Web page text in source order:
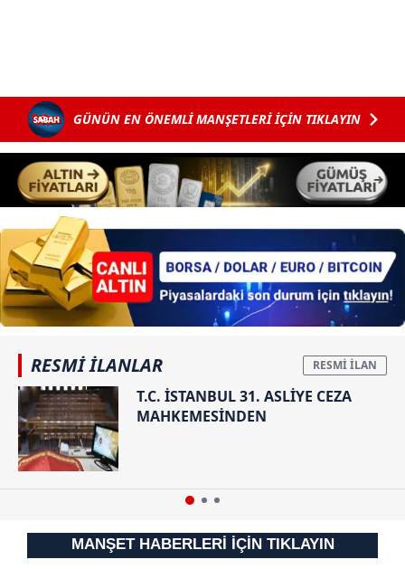
GÜNÜN EN ÖNEMLİ MANŞETLERİ İÇİN TIKLAYIN
RESMİ İLANLAR
T.C. İSTANBUL 31. ASLİYE CEZA
MAHKEMESİNDEN
MANŞET HABERLERİ İÇİN TIKLAYIN